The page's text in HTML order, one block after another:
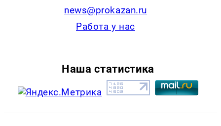
news@prokazan.ru
Работа у нас
Наша статистика